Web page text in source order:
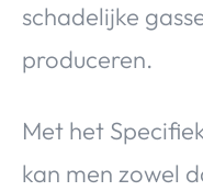
schadelijke
produceren.
Met het
kan men zowel